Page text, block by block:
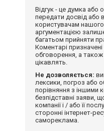
Відгук - це думка або
передати досвід або
користувачам
аргументацією
багатьом прийняти
Коментарі
обговорення, а
цікавлять.
Не дозволяється:
лексики, погроз або
порівняння з іншими
безпідставні заяви,
компанії і / або її
сторонні інтернет-
самореклама.